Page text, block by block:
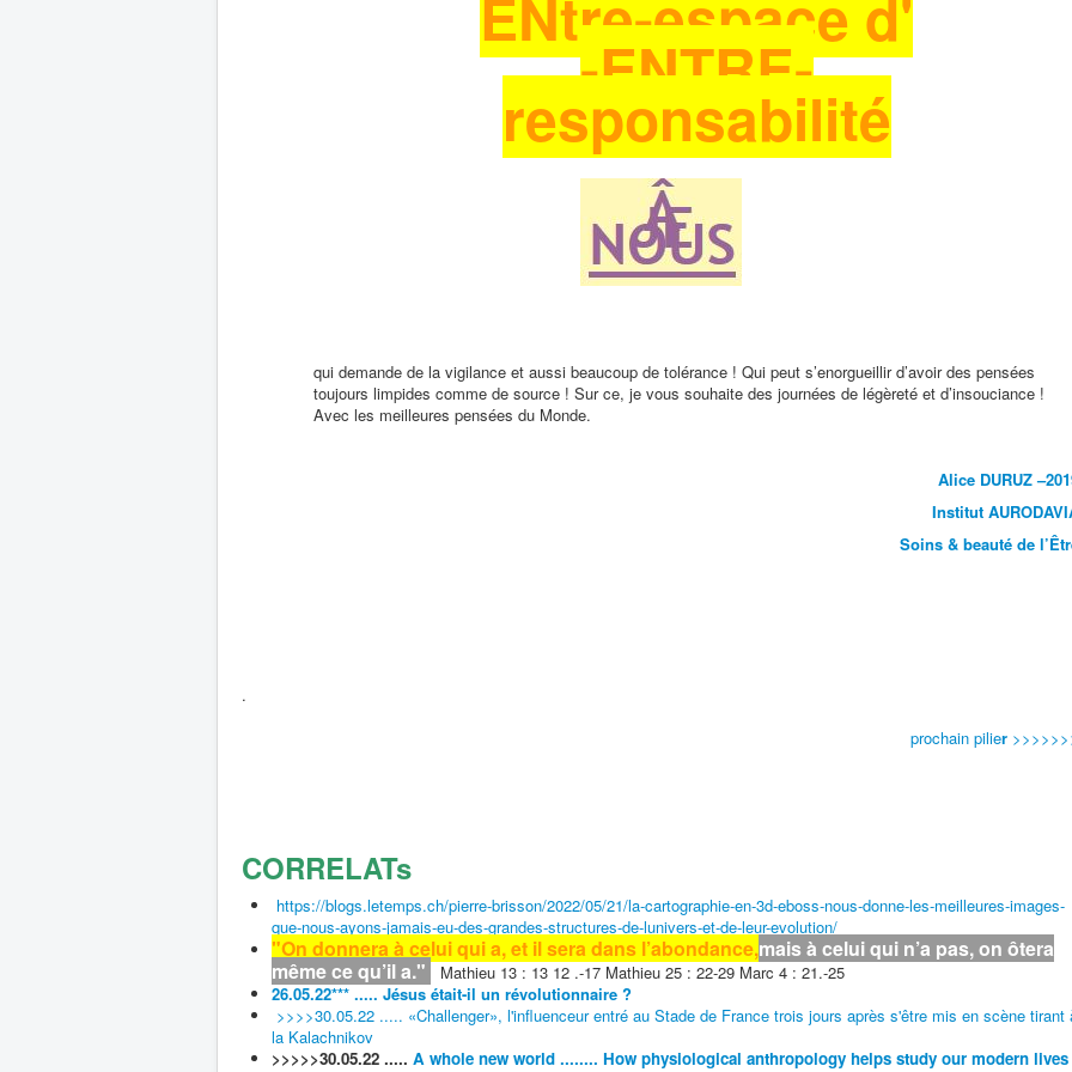
ENtre-espace d'
-ENTRE-
responsabilité
qui demande de la vigilance et aussi beaucoup de tolérance ! Qui peut s’enorgueillir d’avoir des pensées
toujours limpides comme de source ! Sur ce, je vous souhaite des journées de légèreté et d’insouciance !
Avec les meilleures pensées du Monde.
Alice DURUZ
Institut
Soins & beauté de
.
prochain pilier
CORRELATs
https://blogs.letemps.ch/pierre-brisson/2022/05/21/la-cartographie-en-3d-eboss-nous-donne-les-meilleures-images-
que-nous-ayons-jamais-eu-des-grandes-structures-de-lunivers-et-de-leur-evolution/
"On donnera à celui qui a, et il sera dans l’abondance,mais à celui qui n’a pas, on ôtera
même ce qu’il a."
Mathieu 13 : 13 12 .-17 Mathieu 25 : 22-29 Marc 4 : 21.-25
26.05.22*** ..... Jésus était-il un révolutionnaire ?
>>>>30.05.22 ..... «Challenger», l'influenceur entré au Stade de France trois jours après s'être mis en scène tirant
la Kalachnikov
>>>>>30.05.22 ..... A whole new world ........ How physiological anthropology helps study our modern lives